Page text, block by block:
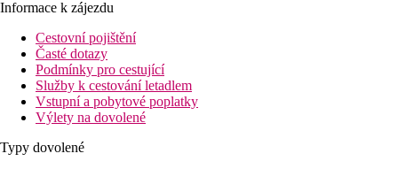
Informace k zájezdu
Cestovní pojištění
Časté dotazy
Podmínky pro cestující
Služby k cestování letadlem
Vstupní a pobytové poplatky
Výlety na dovolené
Typy dovolené